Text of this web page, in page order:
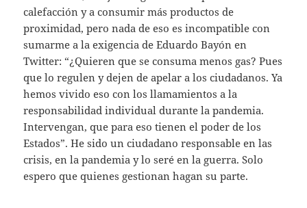
calefacción y a consumir más productos de
proximidad, pero nada de eso es incompatible con
sumarme a la exigencia de Eduardo Bayón en
Twitter: “¿Quieren que se consuma menos gas? Pues
que lo regulen y dejen de apelar a los ciudadanos. Ya
hemos vivido eso con los llamamientos a la
responsabilidad individual durante la pandemia.
Intervengan, que para eso tienen el poder de los
Estados”. He sido un ciudadano responsable en las
crisis, en la pandemia y lo seré en la guerra. Solo
espero que quienes gestionan hagan su parte.